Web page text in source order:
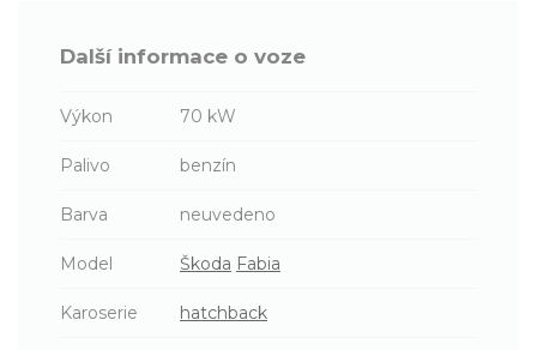
Další informace o voze
Výkon 70 kW
Palivo benzín
Barva neuvedeno
Model Škoda Fabia
Karoserie hatchback